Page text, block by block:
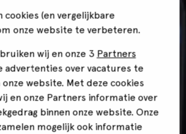
cookies (en vergelijkbare
onze website te verbeteren.
wij en onze 3 Partners
advertenties over vacatures te
website. Met deze cookies
en onze Partners informatie over
binnen onze website. Onze
mogelijk ook informatie